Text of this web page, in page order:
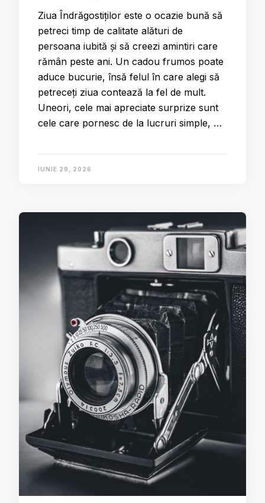
Ziua Îndrăgostiților este o ocazie bună să
petreci timp de calitate alături de
persoana iubită și să creezi amintiri care
rămân peste ani. Un cadou frumos poate
aduce bucurie, însă felul în care alegi să
petreceți ziua contează la fel de mult.
Uneori, cele mai apreciate surprize sunt
cele care pornesc de la lucruri simple, …
IUNIE 29, 2026